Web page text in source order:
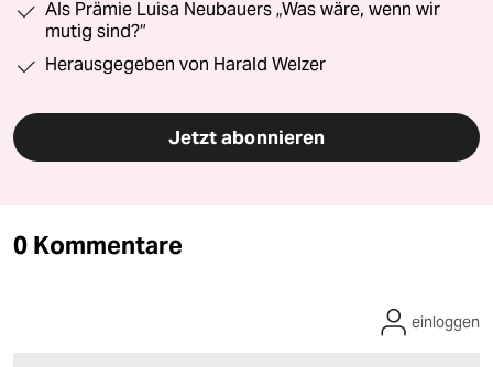
Als Prämie Luisa Neubauers „Was wäre, wenn wir
mutig sind?“
Herausgegeben von Harald Welzer
Jetzt abonnieren
0 Kommentare
einloggen